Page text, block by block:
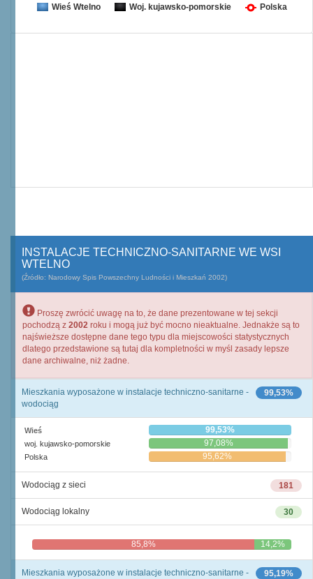
Wieś Wtelno Woj. kujawsko-pomorskie Polska
INSTALACJE TECHNICZNO-SANITARNE WE WSI
WTELNO
(Źródło: Narodowy Spis Powszechny Ludności i Mieszkań 2002)
Proszę zwrócić uwagę na to, że dane prezentowane w tej sekcji
pochodzą z 2002 roku i mogą już być mocno nieaktualne. Jednakże są to
najświeższe dostępne dane tego typu dla miejscowości statystycznych
dlatego przedstawione są tutaj dla kompletności w myśl zasady lepsze
dane archiwalne, niż żadne.
99,53%
Mieszkania wyposażone w instalacje techniczno-sanitarne -
wodociąg
Wieś 99,53%
woj. kujawsko-pomorskie 97,08%
Polska 95,62%
181
Wodociąg z sieci
30
Wodociąg lokalny
85,8% 14,2%
95,19%
Mieszkania wyposażone w instalacje techniczno-sanitarne -